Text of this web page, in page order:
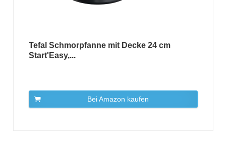
Tefal Schmorpfanne mit Decke 24 cm
Start'Easy,...
Bei Amazon kaufen